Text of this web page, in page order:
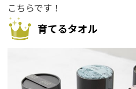
こちらです！
育てるタオル